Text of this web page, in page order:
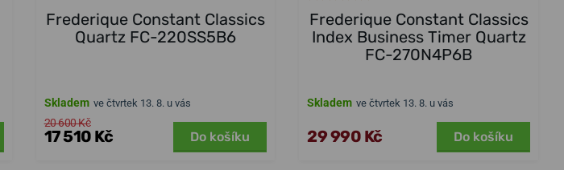
Frederique Constant Classics
Quartz FC-220SS5B6
Skladem ve čtvrtek 13. 8. u vás
20 600 Kč
17 510 Kč Do košíku
Frederique Constant Classics
Index Business Timer Quartz
FC-270N4P6B
Skladem ve čtvrtek 13. 8. u vás
29 990 Kč Do košíku